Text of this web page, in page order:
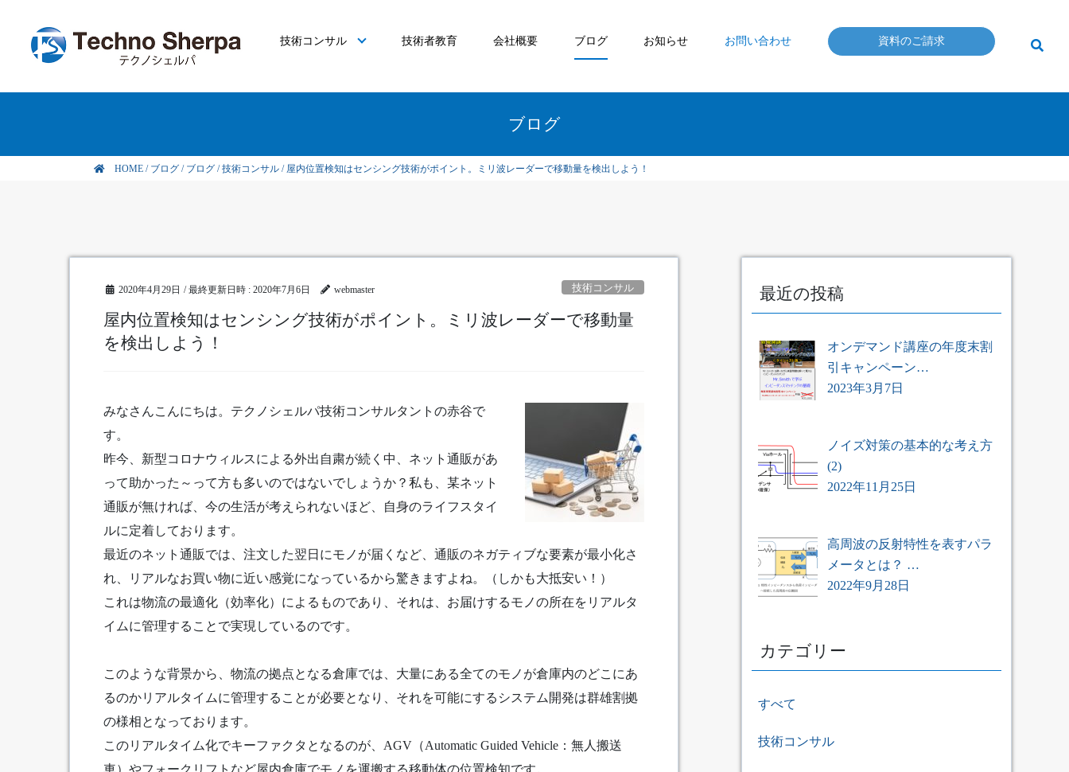
技術コンサル 技術者教育 会社概要 ブログ お知らせ お問い合わせ 資料のご請求
ブログ
HOME / ブログ / ブログ /技術コンサル / 屋内位置検知はセンシング技術がポイント。ミリ波レーダーで移動量を検出しよう！
2020年4月29日 / 最終更新日時 : 2020年7月6日 webmaster 技術コンサル
屋内位置検知はセンシング技術がポイント。ミリ波レーダーで移動量
を検出しよう！
みなさんこんにちは。テクノシェルパ技術コンサルタントの赤谷で
す。
昨今、新型コロナウィルスによる外出自粛が続く中、ネット通販があ
って助かった～って方も多いのではないでしょうか？私も、某ネット
通販が無ければ、今の生活が考えられないほど、自身のライフスタイ
ルに定着しております。
最近のネット通販では、注文した翌日にモノが届くなど、通販のネガティブな要素が最小化さ
れ、リアルなお買い物に近い感覚になっているから驚きますよね。（しかも大抵安い！）
これは物流の最適化（効率化）によるものであり、それは、お届けするモノの所在をリアルタ
イムに管理することで実現しているのです。
このような背景から、物流の拠点となる倉庫では、大量にある全てのモノが倉庫内のどこにあ
るのかリアルタイムに管理することが必要となり、それを可能にするシステム開発は群雄割拠
の様相となっております。
このリアルタイム化でキーファクタとなるのが、AGV（Automatic Guided Vehicle：無人搬送
最近の投稿
オンデマンド講座の年度末割
引キャンペーン…
2023年3月7日
ノイズ対策の基本的な考え方
(2)
2022年11月25日
高周波の反射特性を表すパラ
メータとは？ …
2022年9月28日
カテゴリー
すべて
技術コンサル